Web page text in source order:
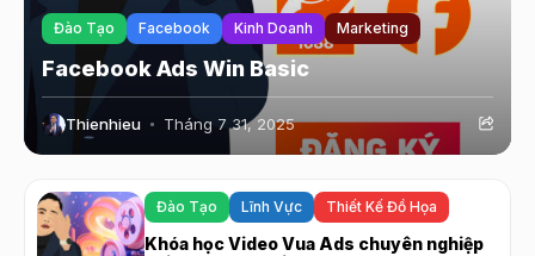
Đào Tạo Facebook Kinh Doanh Marketing
Facebook Ads Win Basic
Thienhieu Tháng 7 31, 2025
Đào Tạo Lĩnh Vực Thiết Kế Đồ Họa
Khóa học Video Vua Ads chuyên nghiệp